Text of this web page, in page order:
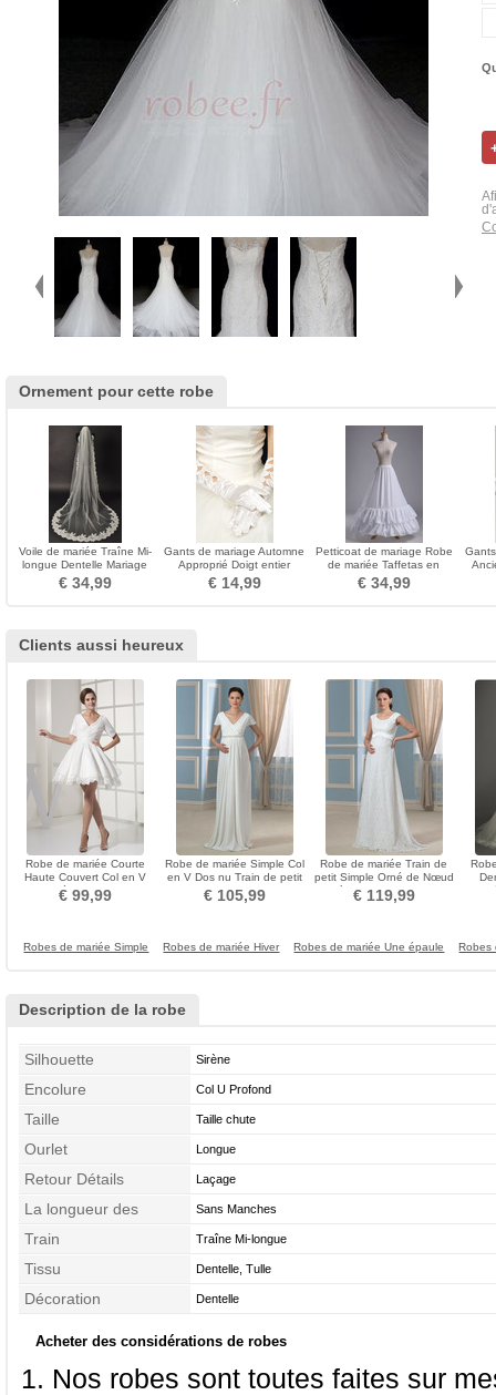
Ornement pour cette robe
Voile de mariée Traîne Mi-
longue Dentelle Mariage
Longue Dramatique
€ 34,99
Gants de mariage Automne
Approprié Doigt entier
Vintage rouge
€ 14,99
Petticoat de mariage Robe
de mariée Taffetas en
polyester Deux jantes
€ 34,99
Clients aussi heureux
Robe de mariée Courte
Haute Couvert Col en V
Foncé Naturel taille
€ 99,99
Robe de mariée Simple Col
en V Dos nu Train de petit
Haut Bas
€ 105,99
Robe de mariée Train de
petit Simple Orné de Nœud
à Boucle Dentelle
€ 119,99
Robes de mariée Simple Robes de mariée Hiver Robes de mariée Une épaule Robes
Description de la robe
Silhouette Sirène
Encolure Col U Profond
Taille Taille chute
Ourlet Longue
Retour Détails Laçage
La longueur des
manches
Sans Manches
Train Traîne Mi-longue
Tissu Dentelle, Tulle
Décoration Dentelle
Acheter des considérations de robes
Nos robes sont toutes faites sur